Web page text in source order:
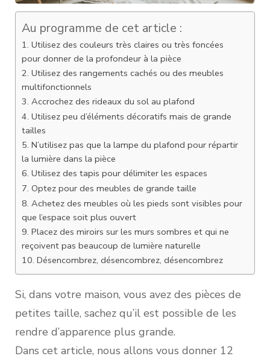
Au programme de cet article :
1. Utilisez des couleurs très claires ou très foncées
pour donner de la profondeur à la pièce
2. Utilisez des rangements cachés ou des meubles
multifonctionnels
3. Accrochez des rideaux du sol au plafond
4. Utilisez peu d’éléments décoratifs mais de grande
tailles
5. N’utilisez pas que la lampe du plafond pour répartir
la lumière dans la pièce
6. Utilisez des tapis pour délimiter les espaces
7. Optez pour des meubles de grande taille
8. Achetez des meubles où les pieds sont visibles pour
que l’espace soit plus ouvert
9. Placez des miroirs sur les murs sombres et qui ne
reçoivent pas beaucoup de lumière naturelle
10. Désencombrez, désencombrez, désencombrez
Si, dans votre maison, vous avez des pièces de
petites taille, sachez qu’il est possible de les
rendre d’apparence plus grande.
Dans cet article, nous allons vous donner 12